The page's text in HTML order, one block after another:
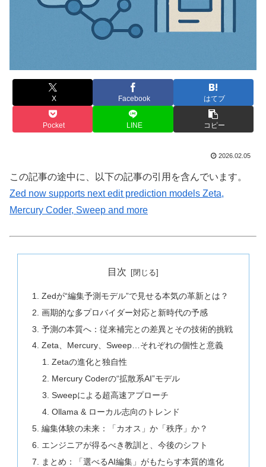
X Facebook はてブ
Pocket LINE コピー
2026.02.05
この記事の途中に、以下の記事の引用を含んでいます。
Zed now supports next edit prediction models Zeta,
Mercury Coder, Sweep and more
目次
Zedが“編集予測モデル”で見せる本気の革新とは？
画期的な多プロバイダー対応と新時代の予感
予測の本質へ：従来補完との差異とその技術的挑戦
Zeta、Mercury、Sweep…それぞれの個性と意義
Zetaの進化と独自性
Mercury Coderの“拡散系AI”モデル
Sweepによる超高速アプローチ
Ollama & ローカル志向のトレンド
編集体験の未来：「カオス」か「秩序」か？
エンジニアが得るべき教訓と、今後のシフト
まとめ：「選べるAI編集」がもたらす本質的進化